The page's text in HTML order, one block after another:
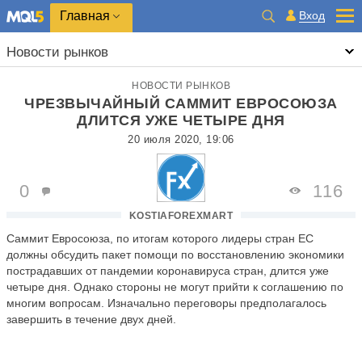
Главная Вход
Новости рынков
НОВОСТИ РЫНКОВ
ЧРЕЗВЫЧАЙНЫЙ САММИТ ЕВРОСОЮЗА
ДЛИТСЯ УЖЕ ЧЕТЫРЕ ДНЯ
20 июля 2020, 19:06
KOSTIAFOREXMART
0 116
Саммит Евросоюза, по итогам которого лидеры стран ЕС
должны обсудить пакет помощи по восстановлению экономики
пострадавших от пандемии коронавируса стран, длится уже
четыре дня. Однако стороны не могут прийти к соглашению по
многим вопросам. Изначально переговоры предполагалось
завершить в течение двух дней.